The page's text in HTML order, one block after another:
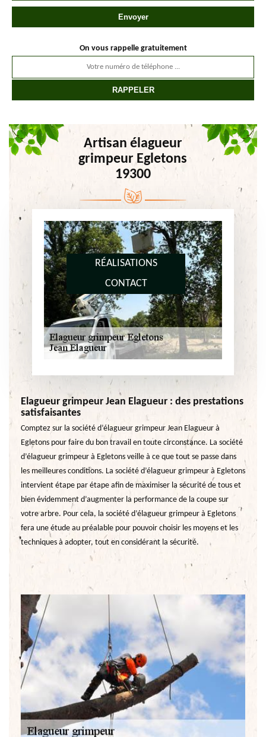
RÉALISATIONS
CONTACT
On vous rappelle gratuitement
Artisan élagueur
grimpeur Egletons
19300
Elagueur grimpeur Jean Elagueur : des prestations
satisfaisantes
Comptez sur la société d’élagueur grimpeur Jean Elagueur à
Egletons pour faire du bon travail en toute circonstance. La société
d’élagueur grimpeur à Egletons veille à ce que tout se passe dans
les meilleures conditions. La société d’élagueur grimpeur à Egletons
intervient étape par étape afin de maximiser la sécurité de tous et
bien évidemment d’augmenter la performance de la coupe sur
votre arbre. Pour cela, la société d’élagueur grimpeur à Egletons
fera une étude au préalable pour pouvoir choisir les moyens et les
techniques à adopter, tout en considérant la sécurité.